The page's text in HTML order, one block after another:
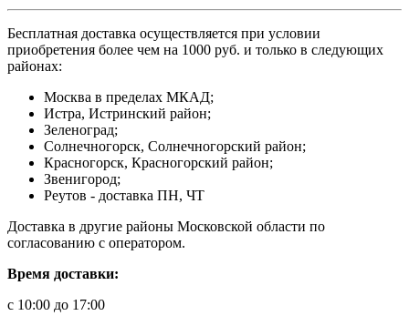
Бесплатная доставка осуществляется при условии
приобретения более чем на 1000 руб. и только в следующих
районах:
Москва в пределах МКАД;
Истра, Истринский район;
Зеленоград;
Солнечногорск, Солнечногорский район;
Красногорск, Красногорский район;
Звенигород;
Реутов - доставка ПН, ЧТ
Доставка в другие районы Московской области по
согласованию с оператором.
Время доставки:
с 10:00 до 17:00